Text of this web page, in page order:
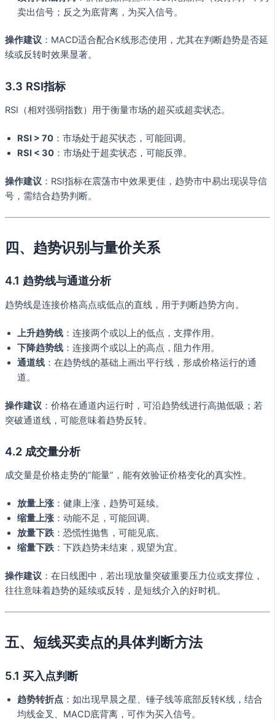
卖出信号；反之为底背离，为买入信号。
操作建议 ：MACD适合配合K线形态使用，尤其在判断趋势是否延
续或反转时效果显著。
3.3 RSI指标
RSI（相对强弱指数）用于衡量市场的超买或超卖状态。
RSI > 70 ：市场处于超买状态，可能回调。
RSI < 30 ：市场处于超卖状态，可能反弹。
操作建议 ：RSI指标在震荡市中效果更佳，趋势市中易出现误导信
号，需结合趋势判断。
四、趋势识别与量价关系
4.1 趋势线与通道分析
趋势线是连接价格高点或低点的直线，用于判断趋势方向。
上升趋势线 ：连接两个或以上的低点，支撑作用。
下降趋势线 ：连接两个或以上的高点，阻力作用。
通道线 ：在趋势线的基础上画出平行线，形成价格运行的通
道。
操作建议 ：价格在通道内运行时，可沿趋势线进行高抛低吸；若
突破通道线，可能意味着趋势反转。
4.2 成交量分析
成交量是价格走势的“能量”，能有效验证价格变化的真实性。
放量上涨 ：健康上涨，趋势可延续。
缩量上涨 ：动能不足，可能回调。
放量下跌 ：恐慌性抛售，可能见底。
缩量下跌 ：下跌趋势未结束，观望为宜。
操作建议 ：在日线图中，若出现放量突破重要压力位或支撑位，
往往意味着趋势的延续或反转，是短线介入的好时机。
五、短线买卖点的具体判断方法
5.1 买入点判断
趋势转折点 ：如出现早晨之星、锤子线等底部反转K线，结合
均线金叉、MACD底背离，可作为买入信号。